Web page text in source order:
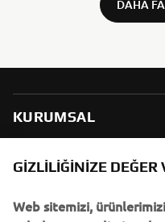
DAHA
KURUMSAL
B2B
DAHA FAZLA
GIZLILIĞINIZE DEĞER
Web sitemizi,